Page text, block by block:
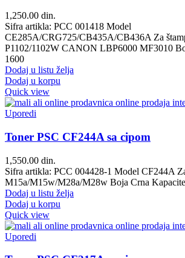
1,250.00 din.
Sifra artikla: PCC 001418 Model
CE285A/CRG725/CB435A/CB436A Za
P1102/1102W CANON LBP6000 MF3010
1600
Dodaj u listu želja
Dodaj u korpu
Quick view
Uporedi
Toner PSC CF244A sa cipom
1,550.00 din.
Sifra artikla: PCC 004428-1 Model CF244A
M15a/M15w/M28a/M28w Boja Crna
Dodaj u listu želja
Dodaj u korpu
Quick view
Uporedi